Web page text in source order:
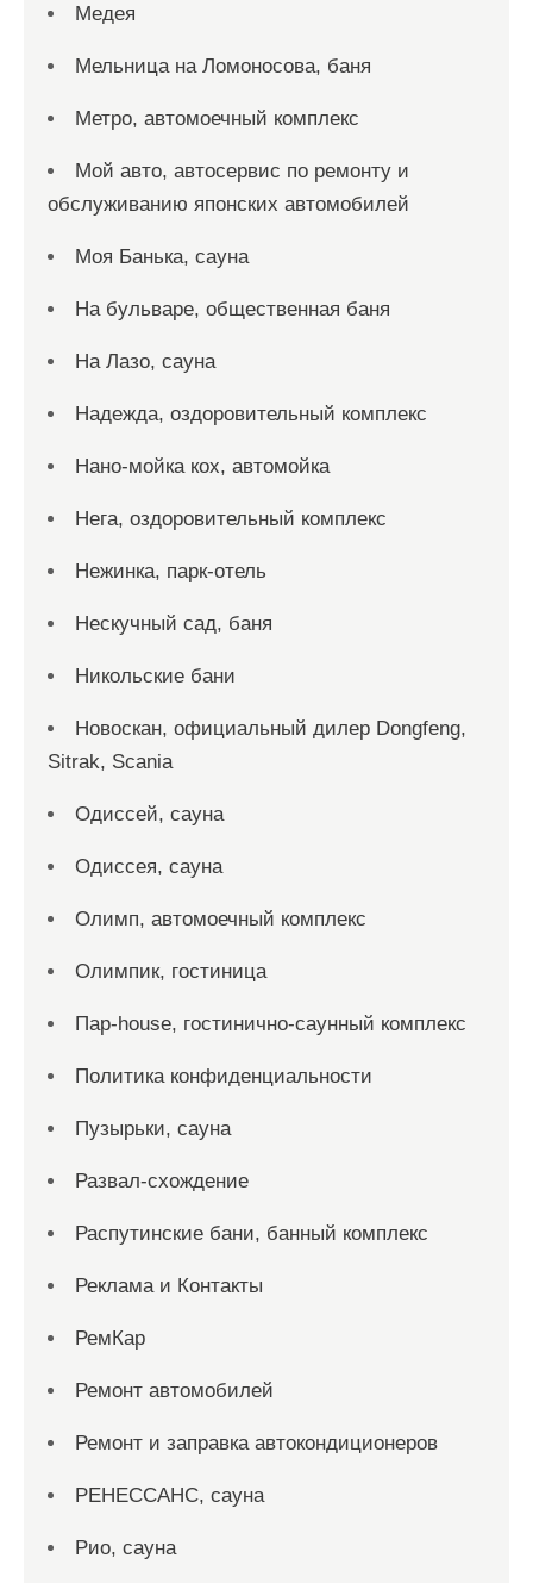
Медея
Мельница на Ломоносова, баня
Метро, автомоечный комплекс
Мой авто, автосервис по ремонту и
обслуживанию японских автомобилей
Моя Банька, сауна
На бульваре, общественная баня
На Лазо, сауна
Надежда, оздоровительный комплекс
Нано-мойка кох, автомойка
Нега, оздоровительный комплекс
Нежинка, парк-отель
Нескучный сад, баня
Никольские бани
Новоcкан, официальный дилер Dongfeng,
Sitrak, Scania
Одиссей, сауна
Одиссея, сауна
Олимп, автомоечный комплекс
Олимпик, гостиница
Пар-house, гостинично-саунный комплекс
Политика конфиденциальности
Пузырьки, сауна
Развал-схождение
Распутинские бани, банный комплекс
Реклама и Контакты
РемКар
Ремонт автомобилей
Ремонт и заправка автокондиционеров
РЕНЕССАНС, сауна
Рио, сауна